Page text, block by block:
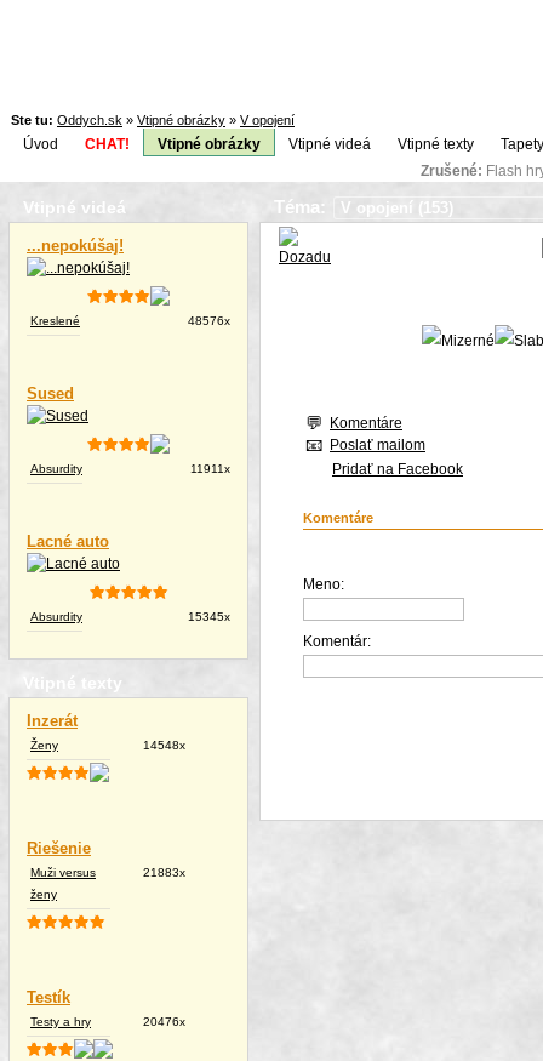
Ste tu: Oddych.sk » Vtipné obrázky » V opojení
Úvod CHAT! Vtipné obrázky Vtipné videá Vtipné texty
Zrušené: Flash
Vtipné videá
...nepokúšaj!
Kreslené 48576x
Sused
Absurdity 11911x
Lacné auto
Absurdity 15345x
Vtipné texty
Inzerát
Ženy 14548x
Riešenie
Muži versus
ženy
21883x
Testík
Testy a hry 20476x
Téma:
Komentáre
Poslať mailom
Pridať na Facebook
Komentáre
Meno:
Komentár: